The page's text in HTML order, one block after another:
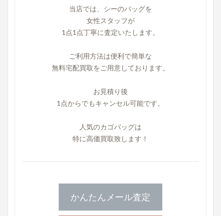
当店では、シーのバッグを
女性スタッフが
1点1点丁寧に査定いたします。
ご利用方法は便利で簡単な
無料宅配買取をご用意しております。
お見積り後
1点からでもキャンセル可能です。
人気のカゴバッグは
特に高価買取致します！
かんたんメール査定